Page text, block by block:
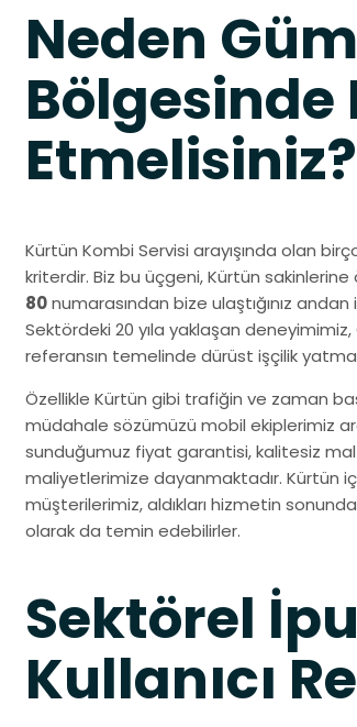
Neden
Bölgesinde
Etmelisiniz?
Kürtün Kombi Servisi arayışında olan
kriterdir. Biz bu üçgeni, Kürtün
80numarasından bize ulaştığınız
Sektördeki 20 yıla yaklaşan
referansın temelinde dürüst işçilik
Özellikle Kürtün gibi trafiğin ve zaman
müdahale sözümüzü mobil ekiplerimiz
sunduğumuz fiyat garantisi, kalitesiz
maliyetlerimize dayanmaktadır. Kürtün
müşterilerimiz, aldıkları hizmetin
olarak da temin edebilirler.
Sektörel
Kullanıcı